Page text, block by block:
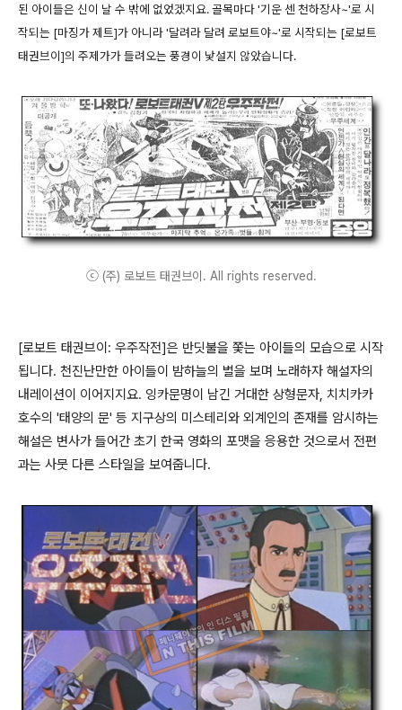
된 아이들은 신이 날 수 밖에 없었겠지요. 골목마다 '기운 센 천하장사~'로 시
작되는 [마징가 제트]가 아니라 '달려라 달려 로보트야~'로 시작되는 [로보트
태권브이]의 주제가가 들려오는 풍경이 낯설지 않았습니다.
ⓒ (주) 로보트 태권브이. All rights reserved.
[로보트 태권브이: 우주작전]은 반딧불을 쫓는 아이들의 모습으로 시작
됩니다. 천진난만한 아이들이 밤하늘의 별을 보며 노래하자 해설자의
내레이션이 이어지지요. 잉카문명이 남긴 거대한 상형문자, 치치카카
호수의 '태양의 문' 등 지구상의 미스테리와 외계인의 존재를 암시하는
해설은 변사가 들어간 초기 한국 영화의 포맷을 응용한 것으로서 전편
과는 사뭇 다른 스타일을 보여줍니다.